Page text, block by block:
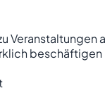
Veranstaltungen
beschäftigen